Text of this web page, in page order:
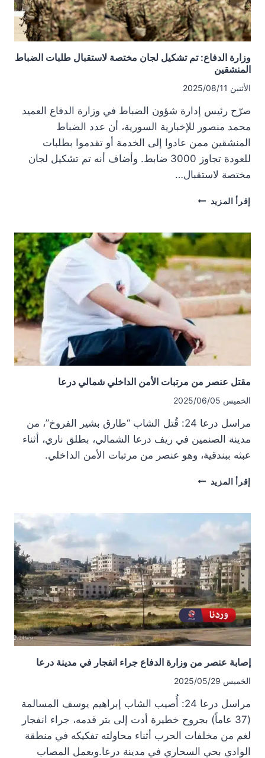
سوريا؟
وزارة الدفاع: تم تشكيل لجان مختصة لاستقبال طلبات الضباط
المنشقين
الأثنين 2025/08/11
صرّح رئيس إدارة شؤون الضباط في وزارة الدفاع العميد
محمد منصور للإخبارية السورية، أن عدد الضباط
المنشقين ممن عادوا إلى الخدمة أو تقدموا بطلبات
للعودة تجاوز 3000 ضابط. وأضاف أنه تم تشكيل لجان
مختصة لاستقبال…
إقرأ المزيد وزارة
تشكيل
لجان
مختصة
لاستقبال
طلبات
الضباط
مقتل عنصر من مرتبات الأمن الداخلي شمالي درعا
الخميس 2025/06/05
مراسل درعا 24: قُتل الشاب “طارق بشير الفروخ”، من
مدينة الصنمين في ريف درعا الشمالي، بطلق ناري، أثناء
عبثه ببندقية، وهو عنصر من مرتبات الأمن الداخلي.
إقرأ المزيد مقتل
مرتبات
شمالي
درعا
إصابة عنصر من وزارة الدفاع جراء انفجار في مدينة درعا
الخميس 2025/05/29
مراسل درعا 24: أُصيب الشاب إبراهيم يوسف المسالمة
(37 عاماً) بجروح خطيرة أدت إلى بتر قدمه، جراء انفجار
لغم من مخلفات الحرب أثناء محاولته تفكيكه في منطقة
الوادي بحي السحاري في مدينة درعا.ويعمل المصاب